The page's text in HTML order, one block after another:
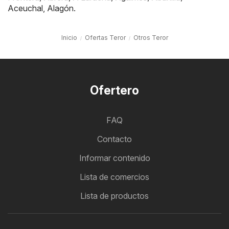
Aceuchal Alagón.
Inicio Ofertas Teror Otros Teror
Ofertero
FAQ
Contacto
Informar contenido
Lista de comercios
Lista de productos